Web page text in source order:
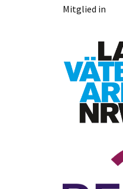
Mitglied in